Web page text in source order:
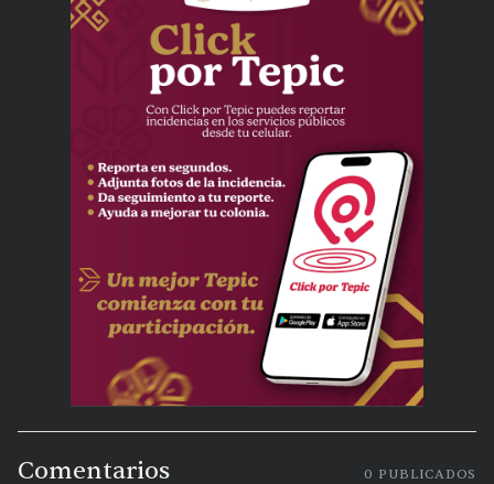
Comentarios 0 PUBLICADOS